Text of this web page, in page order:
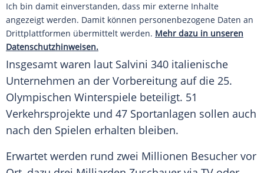
Ich bin damit einverstanden, dass mir externe Inhalte
angezeigt werden. Damit können personenbezogene Daten an
Drittplattformen übermittelt werden. Mehr dazu in unseren
Datenschutzhinweisen.
Insgesamt waren laut Salvini 340 italienische
Unternehmen an der Vorbereitung auf die 25.
Olympischen Winterspiele beteiligt. 51
Verkehrsprojekte und 47 Sportanlagen sollen auch
nach den Spielen erhalten bleiben.
Erwartet werden rund zwei Millionen Besucher vor